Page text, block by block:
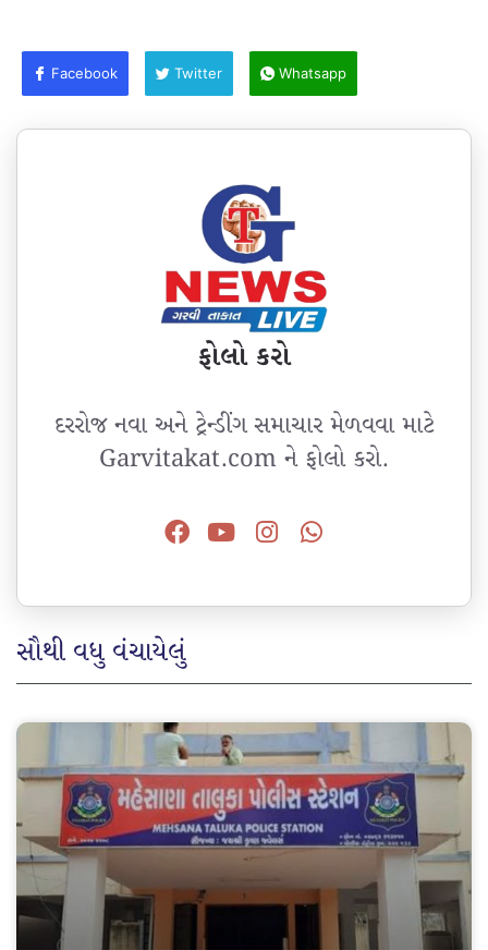
Facebook Twitter Whatsapp
ફોલો કરો
દરરોજ નવા અને ટ્રેન્ડીંગ સમાચાર મેળવવા માટે
Garvitakat.com ને ફોલો કરો.
સૌથી વધુ વંચાયેલું